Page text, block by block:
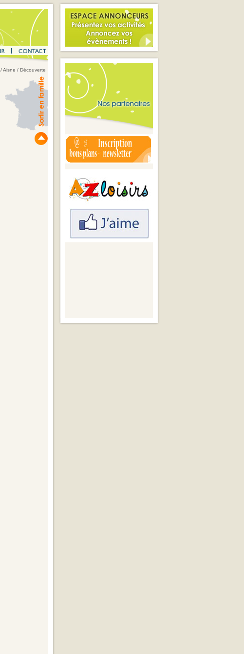
/ Aisne / Découverte